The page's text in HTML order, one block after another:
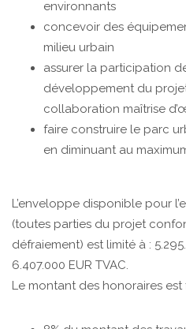
environnants
concevoir des
milieu urbain
assurer la participation
développement du
collaboration maîtrise
faire construire le parc
en diminuant au
L’enveloppe disponible pour
(toutes parties du projet
défraiement) est limité à :
6.407.000 EUR TVAC.
Le montant des honoraires est